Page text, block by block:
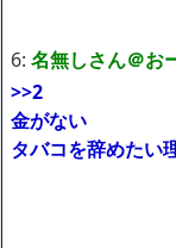
6: 名無しさん＠お
>>2
金がない
タバコを辞めたい